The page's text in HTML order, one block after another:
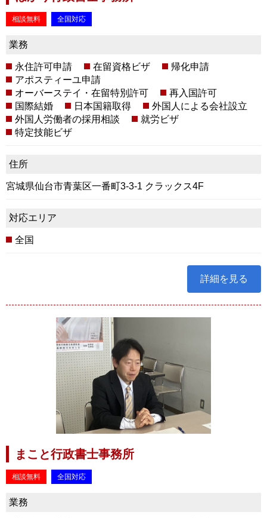
相談無料 全国対応
業務
永住許可申請 在留資格ビザ
帰化申請
アポスティーユ申請
オーバーステイ・在留特別許可
再入国許可
国際結婚
日本国籍取得
外国人による会社設立
外国人労働者の採用相談
就労ビザ
特定技能ビザ
住所
宮城県仙台市青葉区一番町3-3-1 クラックス4F
対応エリア
全国
詳細を見る
まこと行政書士事務所
相談無料 全国対応
業務